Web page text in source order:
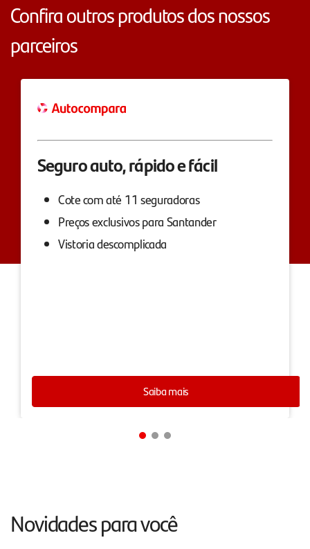
Confira outros produtos dos nossos
parceiros
Seguro auto, rápido e fácil
Cote com até 11 seguradoras
Preços exclusivos para Santander
Vistoria descomplicada
Saiba mais
Novidades para você